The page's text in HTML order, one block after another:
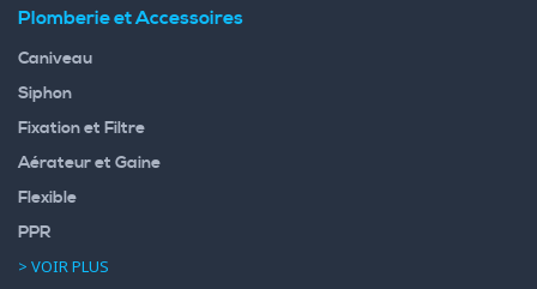
Plomberie et Accessoires
Caniveau
Siphon
Fixation et Filtre
Aérateur et Gaine
Flexible
PPR
> VOIR PLUS